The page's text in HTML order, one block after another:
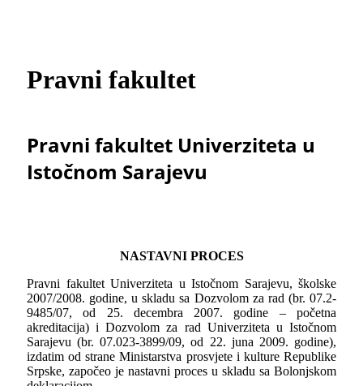
Pravni fakultet
Pravni fakultet Univerziteta u
Istočnom Sarajevu
NASTAVNI PROCES
Pravni fakultet Univerziteta u Istočnom Sarajevu, školske
2007/2008. godine, u skladu sa Dozvolom za rad (br. 07.2-
9485/07, od 25. decembra 2007. godine – početna
akreditacija) i Dozvolom za rad Univerziteta u Istočnom
Sarajevu (br. 07.023-3899/09, od 22. juna 2009. godine),
izdatim od strane Ministarstva prosvjete i kulture Republike
Srpske, započeo je nastavni proces u skladu sa Bolonjskom